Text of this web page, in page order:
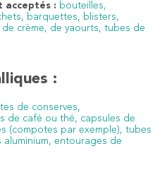
acceptés : bouteilles,
barquettes, blisters,
crème, de yaourts, tubes de
:
de conserves,
de café ou thé, capsules de
(compotes par exemple), tubes
entourages de